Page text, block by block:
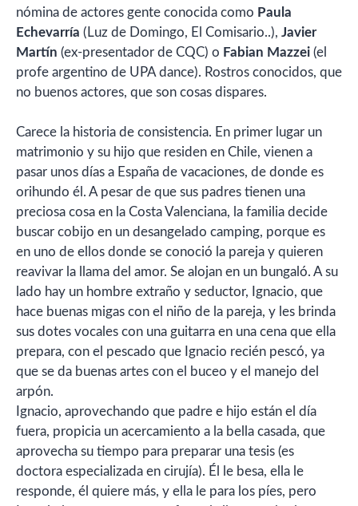
nómina de actores gente conocida como Paula
Echevarría (Luz de Domingo, El Comisario..), Javier
Martín (ex-presentador de CQC) o Fabian Mazzei (el
profe argentino de UPA dance). Rostros conocidos, que
no buenos actores, que son cosas dispares.
Carece la historia de consistencia. En primer lugar un
matrimonio y su hijo que residen en Chile, vienen a
pasar unos días a España de vacaciones, de donde es
orihundo él. A pesar de que sus padres tienen una
preciosa cosa en la Costa Valenciana, la familia decide
buscar cobijo en un desangelado camping, porque es
en uno de ellos donde se conoció la pareja y quieren
reavivar la llama del amor. Se alojan en un bungaló. A su
lado hay un hombre extraño y seductor, Ignacio, que
hace buenas migas con el niño de la pareja, y les brinda
sus dotes vocales con una guitarra en una cena que ella
prepara, con el pescado que Ignacio recién pescó, ya
que se da buenas artes con el buceo y el manejo del
arpón.
Ignacio, aprovechando que padre e hijo están el día
fuera, propicia un acercamiento a la bella casada, que
aprovecha su tiempo para preparar una tesis (es
doctora especializada en cirujía). Él le besa, ella le
responde, él quiere más, y ella le para los píes, pero